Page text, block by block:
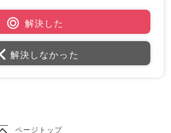
解決した
解決しなかった
ページトップ